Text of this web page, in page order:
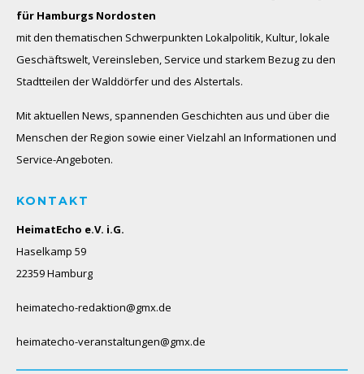
für Hamburgs Nordosten
mit den thematischen Schwerpunkten Lokalpolitik, Kultur, lokale
Geschäftswelt, Vereinsleben, Service und starkem Bezug zu den
Stadtteilen der Walddörfer und des Alstertals.
Mit aktuellen News, spannenden Geschichten aus und über die
Menschen der Region sowie einer Vielzahl an Informationen und
Service-Angeboten.
KONTAKT
HeimatEcho e.V. i.G.
Haselkamp 59
22359 Hamburg
heimatecho-redaktion@gmx.de
heimatecho-veranstaltungen@gmx.de